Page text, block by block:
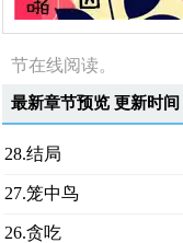
节在线阅读。
最新章节预览 更新时间
28.结局
27.笼中鸟
26.贪吃